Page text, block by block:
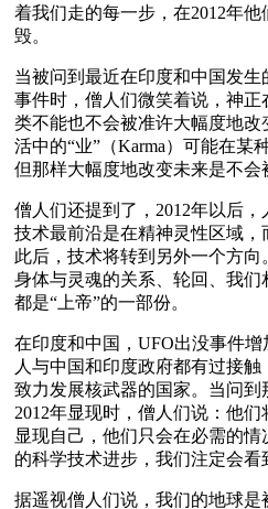
着我们走的每一步，在2012年
毁。
当被问到最近在印度和中国发
事件时，僧人们微笑着说，神正
类不能也不会被准许大幅度地
活中的“业”（Karma）可能在某
但那样大幅度地改变未来是不会
僧人们还提到了，2012年以后
技术最前沿是在精神灵性区域，
此后，技术将转到另外一个方向
身体与灵魂的关系、轮回、我
都是“上帝”的一部份。
在印度和中国，UFO出没事件
人与中国和印度政府都有过接
致力发展核武器的国家。当问
2012年显现时，僧人们说：他
显现自己，他们只会在必需的
的科学技术进步，我们注定会看
据遥视僧人们说，我们的地球